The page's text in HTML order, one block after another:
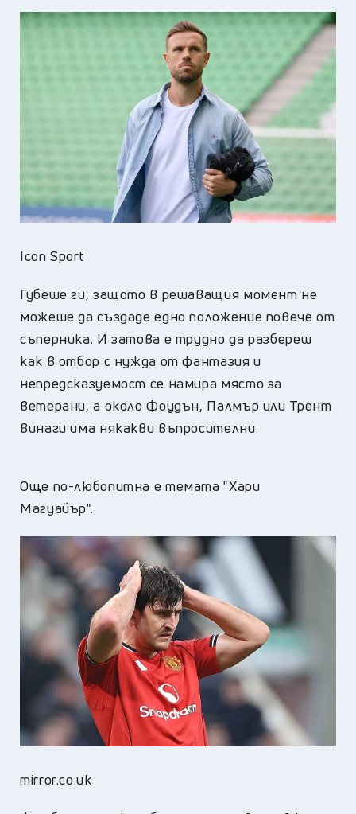
Icon Sport
Губеше ги, защото в решаващия момент не
можеше да създаде едно положение повече от
съперника. И затова е трудно да разбереш
как в отбор с нужда от фантазия и
непредсказуемост се намира място за
ветерани, а около Фоудън, Палмър или Трент
винаги има някакви въпросителни.
Още по-любопитна е темата "Хари
Магуайър".
mirror.co.uk